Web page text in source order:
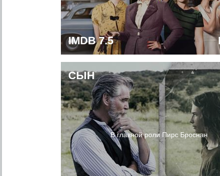
IMDB 7.5
СЫН
В главной роли Пирс Броснан